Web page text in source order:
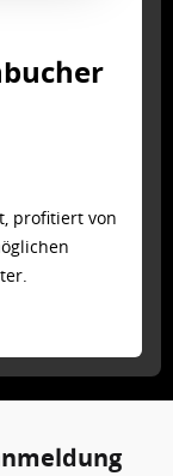
profitiert von